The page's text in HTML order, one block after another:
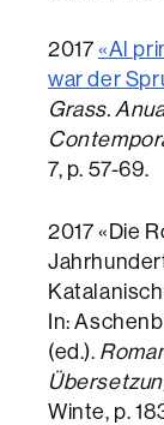
2017 «Al
war der
Grass.
7, p. 57-69.
2017 «Die
In:
(ed.).
Winte, p.